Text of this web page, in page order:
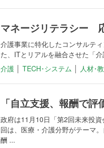
マネージリテラシー
介護事業に特化したコンサルテ
た、ITとリアルを融合させた「
介護
TECH･システム 人材･
「自立支援、報酬で
政府は11月10日「第2回未来投
回は、医療・介護分野がテーマ
酬 ...